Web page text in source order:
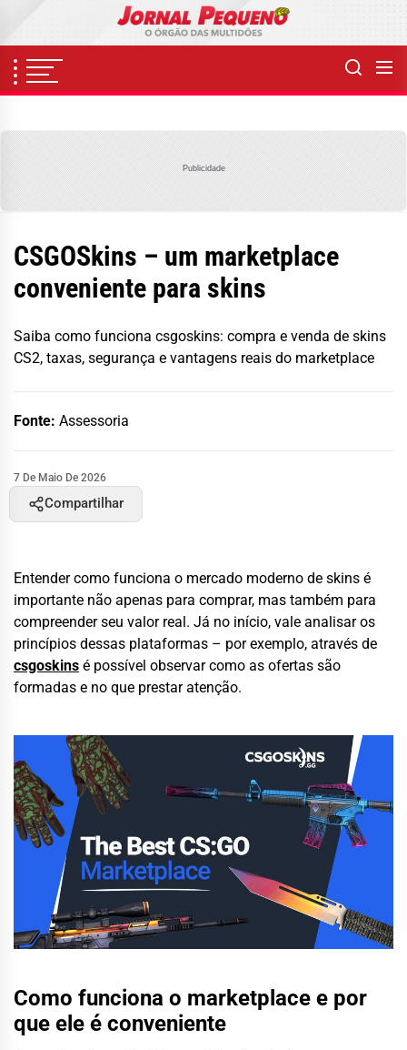
content
Publicidade
CSGOSkins – um marketplace
conveniente para skins
Saiba como funciona csgoskins: compra e venda de skins
CS2, taxas, segurança e vantagens reais do marketplace
Fonte: Assessoria
7 De Maio De 2026
Compartilhar
Entender como funciona o mercado moderno de skins é
importante não apenas para comprar, mas também para
compreender seu valor real. Já no início, vale analisar os
princípios dessas plataformas – por exemplo, através de
csgoskins é possível observar como as ofertas são
formadas e no que prestar atenção.
Como funciona o marketplace e por
que ele é conveniente